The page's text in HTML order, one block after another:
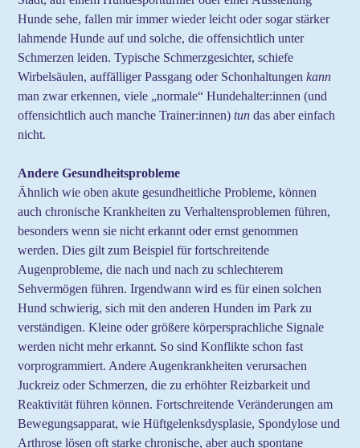
Hunde sehe, fallen mir immer wieder leicht oder sogar stärker
lahmende Hunde auf und solche, die offensichtlich unter
Schmerzen leiden. Typische Schmerzgesichter, schiefe
Wirbelsäulen, auffälliger Passgang oder Schonhaltungenkann
man zwar erkennen, viele „normale“ Hundehalter:innen (und
offensichtlich auch manche Trainer:innen)tun das aber einfach
nicht.
Andere Gesundheitsprobleme
Ähnlich wie oben akute gesundheitliche Probleme, können
auch chronische Krankheiten zu Verhaltensproblemen führen,
besonders wenn sie nicht erkannt oder ernst genommen
werden. Dies gilt zum Beispiel für fortschreitende
Augenprobleme, die nach und nach zu schlechterem
Sehvermögen führen. Irgendwann wird es für einen solchen
Hund schwierig, sich mit den anderen Hunden im Park zu
verständigen. Kleine oder größere körpersprachliche Signale
werden nicht mehr erkannt. So sind Konflikte schon fast
vorprogrammiert. Andere Augenkrankheiten verursachen
Juckreiz oder Schmerzen, die zu erhöhter Reizbarkeit und
Reaktivität führen können. Fortschreitende Veränderungen am
Bewegungsapparat, wie Hüftgelenksdysplasie, Spondylose und
Arthrose lösen oft starke chronische, aber auch spontane